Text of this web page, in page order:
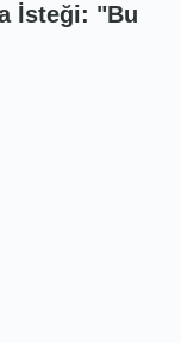
İsteği: "Bu